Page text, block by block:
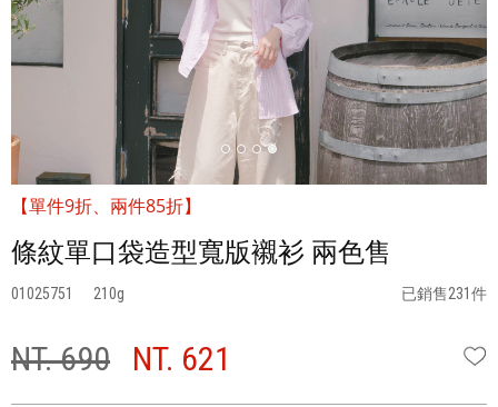
【單件9折、兩件85折】
條紋單口袋造型寬版襯衫 兩色售
01025751 210 已銷售231件
NT. 690 NT. 621